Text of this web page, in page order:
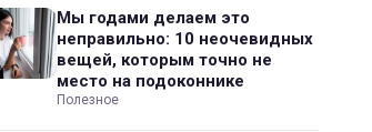
Мы годами делаем это
неправильно: 10 неочевидных
вещей, которым точно не
место на подоконнике
Полезное